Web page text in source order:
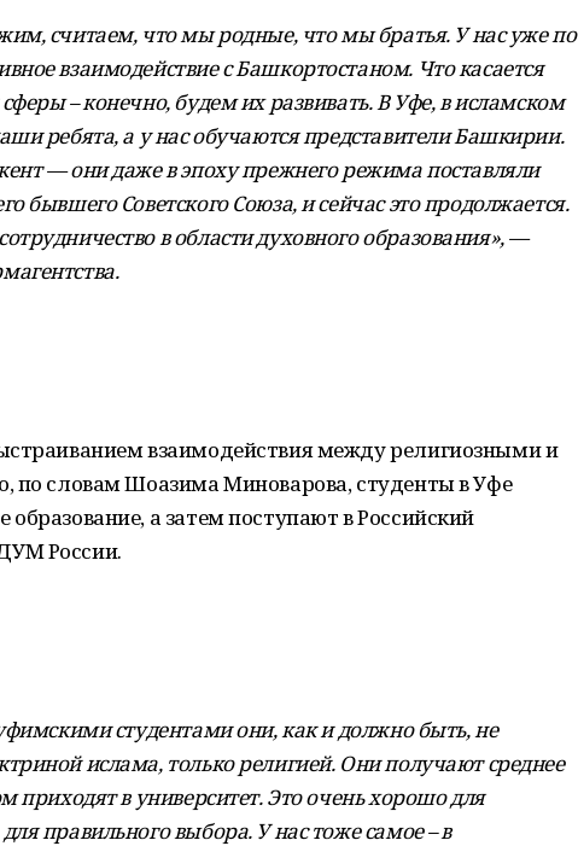
считаем, что мы родные, что мы братья. У нас уже по
взаимодействие с Башкортостаном. Что касается
– конечно, будем их развивать. В Уфе, в исламском
ребята, а у нас обучаются представители Башкирии.
— они даже в эпоху прежнего режима поставляли
бывшего Советского Союза, и сейчас это продолжается.
в области духовного образования», —
взаимодействия между религиозными и
по словам Шоазима Миноварова, студенты в Уфе
образование, а затем поступают в Российский
России.
студентами они, как и должно быть, не
ислама, только религией. Они получают среднее
приходят в университет. Это очень хорошо для
правильного выбора. У нас тоже самое – в